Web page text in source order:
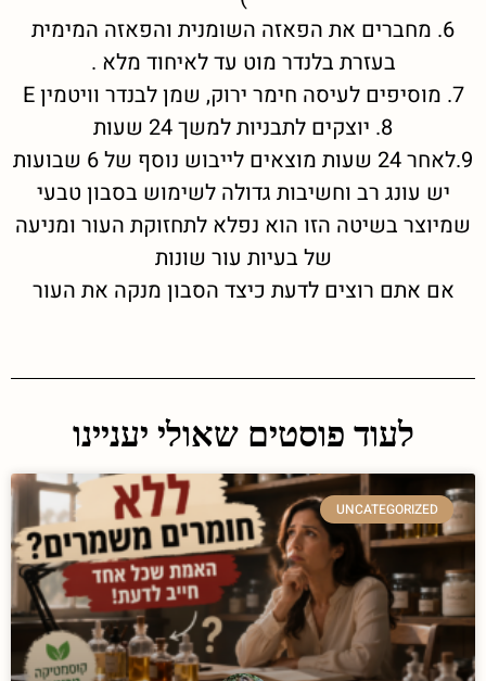
6. מחברים את הפאזה השומנית והפאזה המימית
בעזרת בלנדר מוט עד לאיחוד מלא .
7. מוסיפים לעיסה חימר ירוק, שמן לבנדר וויטמין E
8. יוצקים לתבניות למשך 24 שעות
9.לאחר 24 שעות מוצאים לייבוש נוסף של 6 שבועות
יש עונג רב וחשיבות גדולה לשימוש בסבון טבעי
שמיוצר בשיטה הזו הוא נפלא לתחזוקת העור ומניעה
של בעיות עור שונות
אם אתם רוצים לדעת כיצד הסבון מנקה את העור
לעוד פוסטים שאולי יעניינו
UNCATEGORIZED